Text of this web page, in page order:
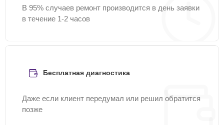
В 95% случаев ремонт производится в день заявки
в течение 1-2 часов
Бесплатная диагностика
Даже если клиент передумал или решил обратится
позже